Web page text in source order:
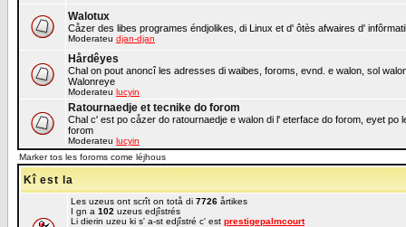
Walotux
Cåzer des libes programes éndjolikes, di Linux et d' ôtès afwaires d'
Moderateu djan-djan
Hårdêyes
Chal on pout anoncî les adresses di waibes, foroms, evnd. e walon, sol
Walonreye
Moderateu lucyin
Ratournaedje et tecnike do forom
Chal c' est po cåzer do ratournaedje e walon di l' eterface do forom, eyet
forom
Moderateu lucyin
Marker tos les foroms come léjhous
Kî est la
Les uzeus ont scrît on totå di 7726 årtikes
I gn a 102 uzeus edjîstrés
Li dierin uzeu ki s' a-st edjîstré c' est prestigepalmcourt